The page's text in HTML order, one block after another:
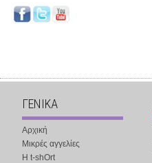
ΓΕΝΙΚΑ
Αρχική
Μικρές αγγελίες
Η t-shOrt